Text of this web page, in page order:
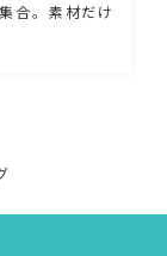
合。素材だけ